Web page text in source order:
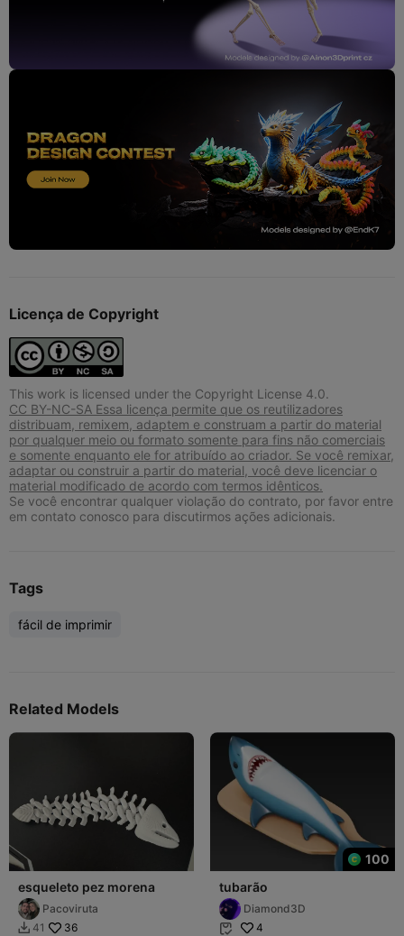
Licença de Copyright
This work is licensed under the Copyright License 4.0.
CC BY-NC-SA Essa licença permite que os reutilizadores
distribuam, remixem, adaptem e construam a partir do material
por qualquer meio ou formato somente para fins não comerciais
e somente enquanto ele for atribuído ao criador. Se você remixar,
adaptar ou construir a partir do material, você deve licenciar o
material modificado de acordo com termos idênticos.
Se você encontrar qualquer violação do contrato, por favor entre
em contato conosco para discutirmos ações adicionais.
Tags
fácil de imprimir
Related Models
esqueleto pez morena
Pacoviruta
 41 36
100
tubarão
Diamond3D
 4